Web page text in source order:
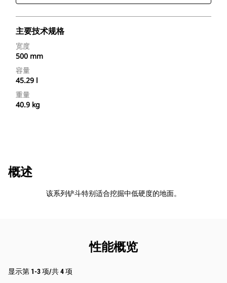
主要技术规格
宽度
500 mm
容量
45.29 l
重量
40.9 kg
概述
该系列铲斗特别适合挖掘中低硬度的地面。
性能概览
显示第 1-3 项/共 4 项